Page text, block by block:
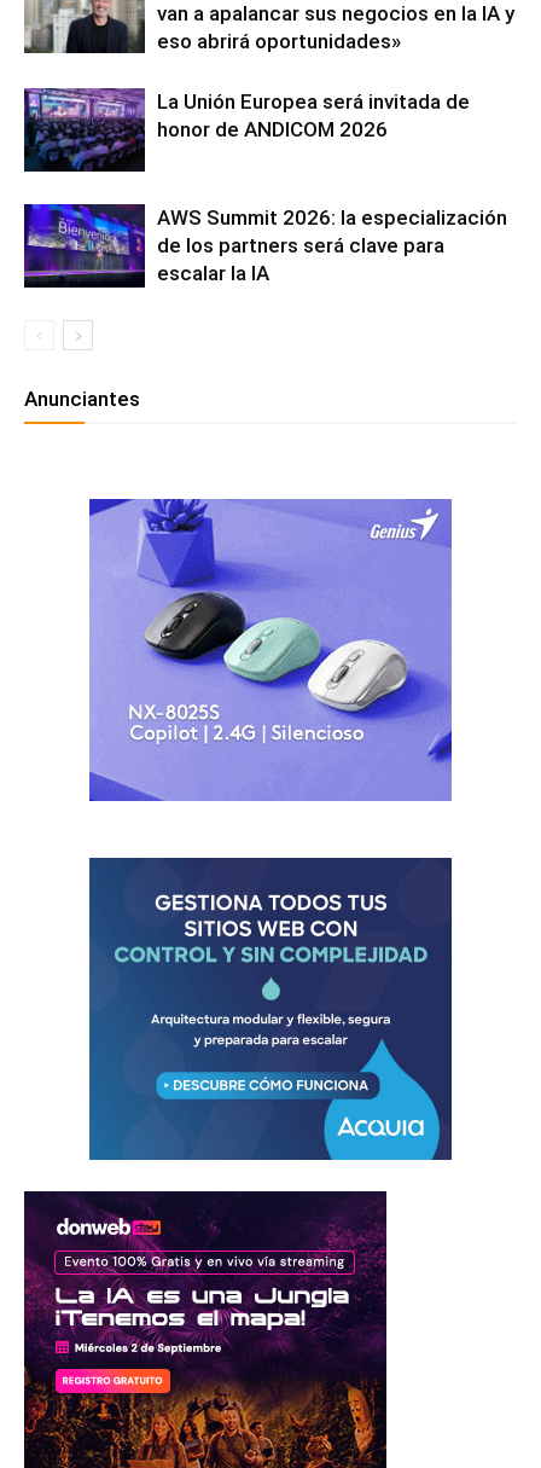
van a apalancar sus negocios en la IA y
eso abrirá oportunidades»
La Unión Europea será invitada de
honor de ANDICOM 2026
AWS Summit 2026: la especialización
de los partners será clave para
escalar la IA
Anunciantes